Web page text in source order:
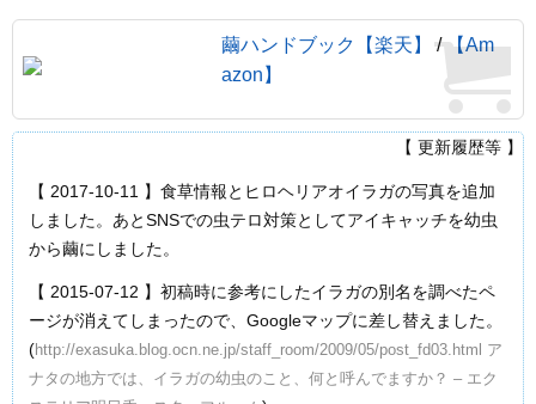
繭ハンドブック【楽天】 /【Am
azon】
【 更新履歴等 】
【 2017-10-11 】食草情報とヒロヘリアオイラガの写真を追加
しました。あとSNSでの虫テロ対策としてアイキャッチを幼虫
から繭にしました。
【 2015-07-12 】初稿時に参考にしたイラガの別名を調べたペ
ージが消えてしまったので、Googleマップに差し替えました。
(http://exasuka.blog.ocn.ne.jp/staff_room/2009/05/post_fd03.html ア
ナタの地方では、イラガの幼虫のこと、何と呼んでますか？ – エク